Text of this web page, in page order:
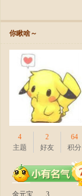
你瞅啥～
4
主题
2
好友
64
积分
金元宝 3